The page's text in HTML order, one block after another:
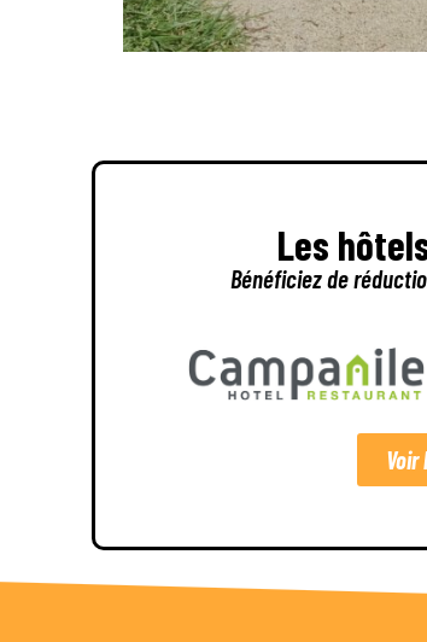
Les
Bénéficiez de
Voir